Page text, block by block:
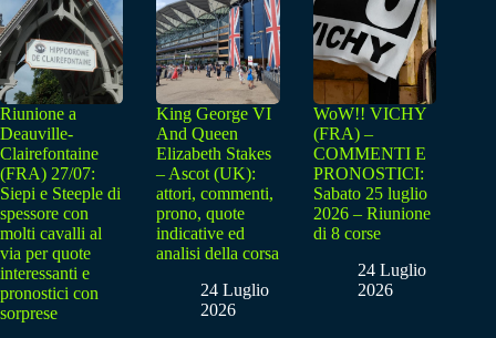
Riunione a
Deauville-
Clairefontaine
(FRA) 27/07:
Siepi e Steeple di
spessore con
molti cavalli al
via per quote
interessanti e
pronostici con
sorprese
King George VI
And Queen
Elizabeth Stakes
– Ascot (UK):
attori, commenti,
prono, quote
indicative ed
analisi della corsa
24 Luglio
2026
WoW!! VICHY
(FRA) –
COMMENTI E
PRONOSTICI:
Sabato 25 luglio
2026 – Riunione
di 8 corse
24 Luglio
2026